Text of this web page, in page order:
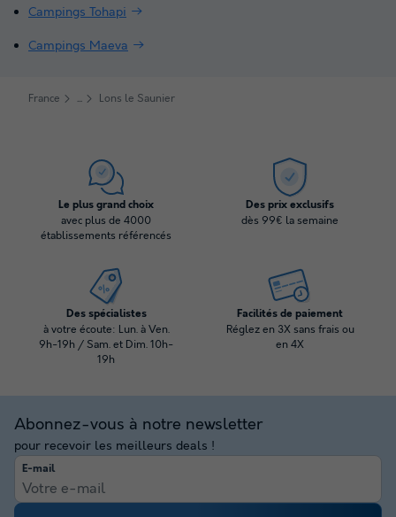
Campings Tohapi
Campings Maeva
France Lons le Saunier
Le plus grand choix
avec plus de 4000
établissements référencés
Des prix exclusifs
dès 99€ la semaine
Des spécialistes
à votre écoute: Lun. à Ven.
9h-19h / Sam. et Dim. 10h-
19h
Facilités de paiement
Réglez en 3X sans frais ou
en 4X
Abonnez-vous à notre newsletter
pour recevoir les meilleurs deals !
E-mail